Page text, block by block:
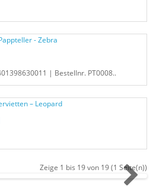
| Bestellnr. PT0008..
Zeige 1 bis 19 von 19 (1 Seite(n))